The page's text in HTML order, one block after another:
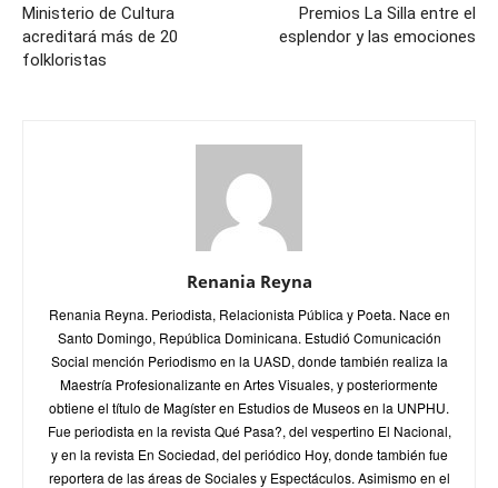
Ministerio de Cultura
acreditará más de 20
folkloristas
Premios La Silla entre el
esplendor y las emociones
Renania Reyna
Renania Reyna. Periodista, Relacionista Pública y Poeta. Nace en
Santo Domingo, República Dominicana. Estudió Comunicación
Social mención Periodismo en la UASD, donde también realiza la
Maestría Profesionalizante en Artes Visuales, y posteriormente
obtiene el título de Magíster en Estudios de Museos en la UNPHU.
Fue periodista en la revista Qué Pasa?, del vespertino El Nacional,
y en la revista En Sociedad, del periódico Hoy, donde también fue
reportera de las áreas de Sociales y Espectáculos. Asimismo en el